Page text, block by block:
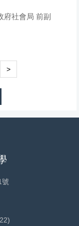
府社會局 前副
>
號